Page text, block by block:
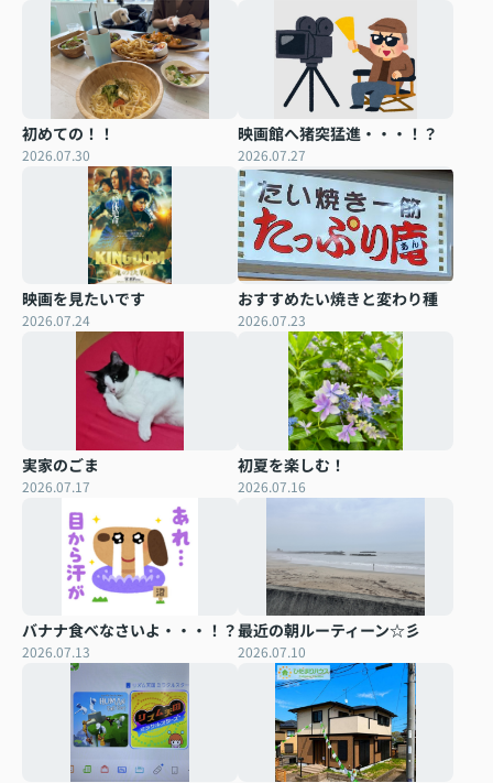
初めての！！
2026.07.30
映画館へ猪突猛進・・・！？
2026.07.27
映画を見たいです
2026.07.24
おすすめたい焼きと変わり種
2026.07.23
実家のごま
2026.07.17
初夏を楽しむ！
2026.07.16
バナナ食べなさいよ・・・！？
2026.07.13
最近の朝ルーティーン☆彡
2026.07.10